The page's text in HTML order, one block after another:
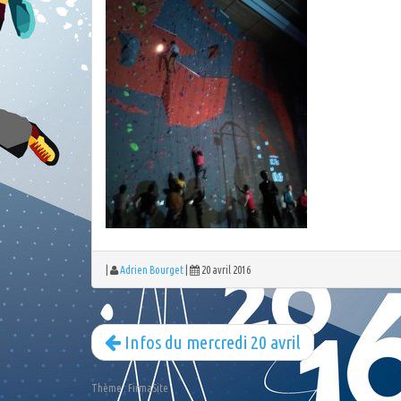
Adrien Bourget 20 avril 2016
Infos du mercredi 20 avril
Thème : FirmaSite